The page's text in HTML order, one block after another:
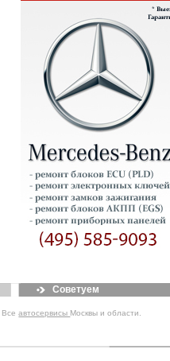
Советуем
Всеавтосервисы Москвы и области.